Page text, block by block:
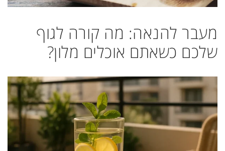
מעבר להנאה: מה קורה לגוף
שלכם כשאתם אוכלים מלון?